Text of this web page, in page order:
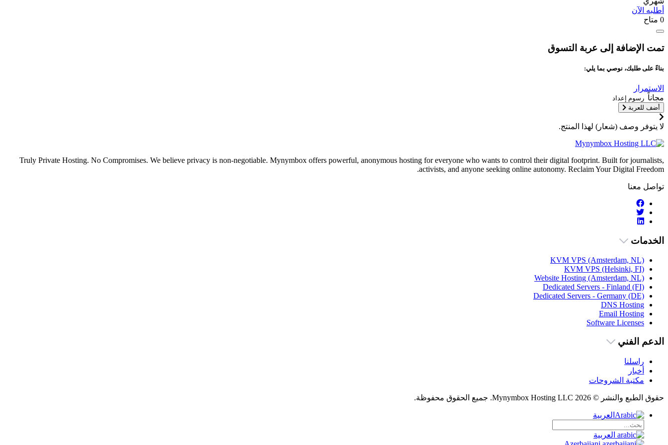
أطلبه الآن
0 متاح
تمت الإضافة إلى عربة التسوق
بناءً على طلبك، نوصي بما يلي:
الاستمرار
مجاناً رسوم إعداد
أضف للعربة
لا يتوفر وصف (شعار) لهذا المنتج.
Truly Private Hosting. No Compromises. We believe privacy is non-negotiable. Mynymbox offers powerful, anonymous hosting for everyone who wants to control their digital footprint. Built for journalists,
activists, and anyone seeking online autonomy. Reclaim Your Digital Freedom.
تواصل معنا
الخدمات
KVM VPS (Amsterdam, NL)
KVM VPS (Helsinki, FI)
Website Hosting (Amsterdam, NL)
Dedicated Servers - Finland (FI)
Dedicated Servers - Germany (DE)
DNS Hosting
Email Hosting
Software Licenses
الدعم الفني
راسلنا
أخبار
مكتبة الشروحات
حقوق الطبع والنشر © 2026 Mynymbox Hosting LLC. جميع الحقوق محفوظة.
العربية
العربية